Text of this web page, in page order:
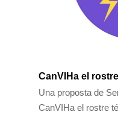
CanVIHa el rostre
Una proposta de
CanVIHa el rostre